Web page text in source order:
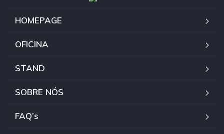
HOMEPAGE
OFICINA
STAND
SOBRE NÓS
FAQ’s